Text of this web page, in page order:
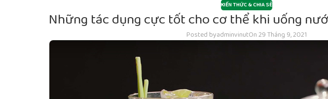
KIẾN THỨC & CHIA SẺ
Những tác dụng cực tốt cho cơ thể khi uống
Posted byadminvinutOn 29 Tháng 9, 2021